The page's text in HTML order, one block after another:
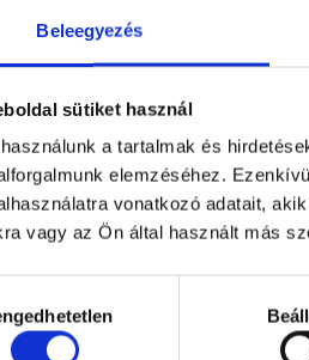
Beleegyezés
sütiket használ
a tartalmak és
elemzéséhez.
vonatkozó adatait,
vagy az Ön által használt más
szál